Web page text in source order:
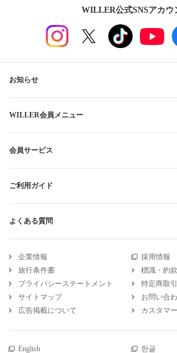
WILLER公式SNSアカウ
お知らせ
WILLER会員メニュー
会員サービス
ご利用ガイド
よくある質問
企業情報
採用情報
旅行条件書
標識・約款
プライバシーステートメント
特定商取
サイトマップ
お問い合
広告掲載について
カスタマ
English 한글